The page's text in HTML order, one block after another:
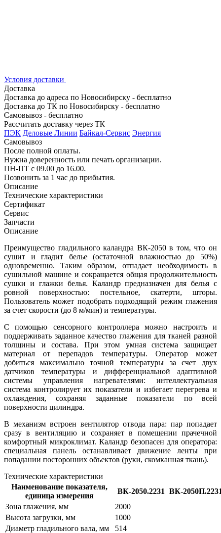
Условия доставки
Доставка
Доставка до адреса по Новосибирску - бесплатно
Доставка до ТК по Новосибирску - бесплатно
Самовывоз - бесплатно
Рассчитать доставку через ТК
ПЭК Деловые Линии Байкал-Сервис Энергия
Самовывоз
После полной оплаты.
Нужна доверенность или печать организации.
ПН-ПТ с 09.00 до 16.00.
Позвонить за 1 час до прибытия.
Описание
Технические характеристики
Сертификат
Сервис
Запчасти
Описание
Преимущество гладильного каландра ВК-2050 в том, что он
сушит и гладит белье (остаточной влажностью до 50%)
одновременно. Таким образом, отпадает необходимость в
сушильной машине и сокращается общая продолжительность
сушки и глажки белья. Каландр предназначен для белья с
ровной поверхностью: постельное, скатерти, шторы.
Пользователь может подобрать подходящий режим глажения
за счет скорости (до 8 м/мин) и температуры.
С помощью сенсорного контроллера можно настроить и
поддерживать заданное качество глажения для тканей разной
толщины и состава. При этом умная система защищает
материал от перепадов температуры. Оператор может
добиться максимально точной температуры за счет двух
датчиков температуры и дифференциальной адаптивной
системы управления нагревателями: интеллектуальная
система контролирует их показатели и избегает перегрева и
охлаждения, сохраняя заданные показатели по всей
поверхности цилиндра.
В механизм встроен вентилятор отвода пара: пар попадает
сразу в вентиляцию и сохраняет в помещении прачечной
комфортный микроклимат. Каландр безопасен для оператора:
специальная панель останавливает движение ленты при
попадании посторонних объектов (руки, скомканная ткань).
Технические характеристики
Наименование показателя,
единица измерения
ВК-2050.2231
ВК-
Зона глажения, мм
2000
Высота загрузки, мм
1000
Диаметр гладильного вала, мм
514